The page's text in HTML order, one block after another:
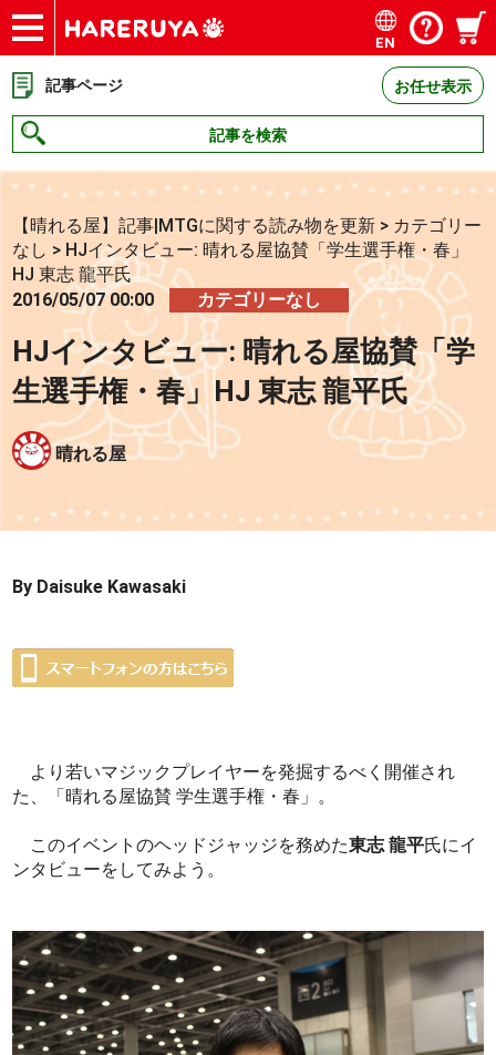
ショップ
買取
記事
デッキ検索
デッキ構築
選手一覧
店舗一覧
イベント
お問い合わせ
EN
記事ページ お任せ表示
記事を検索
【晴れる屋】記事|MTGに関する読み物を更新 > カテゴリー
なし > HJインタビュー: 晴れる屋協賛「学生選手権・春」
HJ 東志 龍平氏
2016/05/07 00:00
カテゴリーなし
HJインタビュー: 晴れる屋協賛「学
生選手権・春」HJ 東志 龍平氏
晴れる屋
By Daisuke Kawasaki
より若いマジックプレイヤーを発掘するべく開催され
た、「晴れる屋協賛 学生選手権・春」。
このイベントのヘッドジャッジを務めた東志 龍平氏にイ
ンタビューをしてみよう。